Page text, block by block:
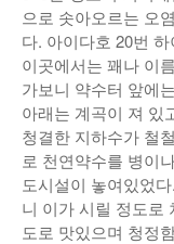
으로 솟아오르는 오
다. 아이다호 20번
이곳에서는 꽤나 이
가보니 약수터 앞에
아래는 계곡이 져 있
청결한 지하수가 철
로 천연약수를 병이
도시설이 놓여있었
니 이가 시릴 정도로
도로 맛있으며 청정